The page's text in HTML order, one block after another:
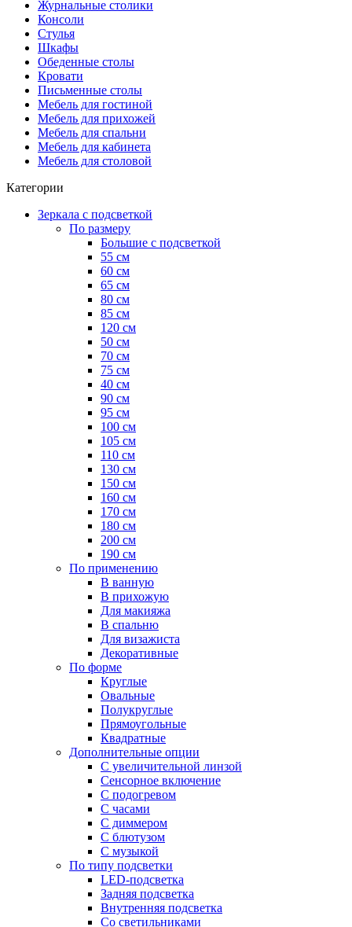
Журнальные столики
Консоли
Стулья
Шкафы
Обеденные столы
Кровати
Письменные столы
Мебель для гостиной
Мебель для прихожей
Мебель для спальни
Мебель для кабинета
Мебель для столовой
Категории
Зеркала с подсветкой
По размеру
Большие с подсветкой
55 см
60 см
65 см
80 см
85 см
120 см
50 см
70 см
75 см
40 см
90 см
95 см
100 см
105 см
110 см
130 см
150 см
160 см
170 см
180 см
200 см
190 см
По применению
В ванную
В прихожую
Для макияжа
В спальню
Для визажиста
Декоративные
По форме
Круглые
Овальные
Полукруглые
Прямоугольные
Квадратные
Дополнительные опции
C увеличительной линзой
Сенсорное включение
С подогревом
С часами
С диммером
С блютузом
С музыкой
По типу подсветки
LED-подсветка
Задняя подсветка
Внутренняя подсветка
Со светильниками